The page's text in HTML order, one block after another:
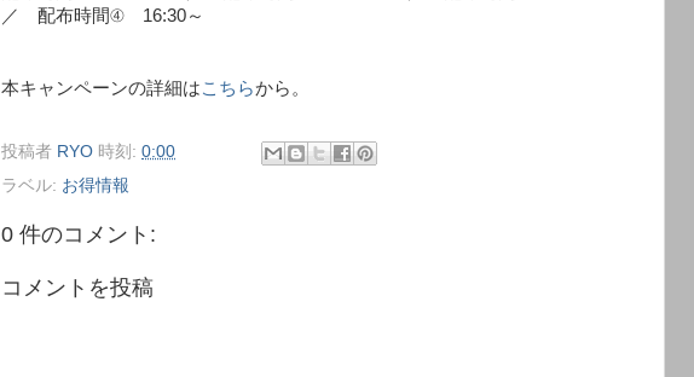
／ 配布時間④ 16:30～
本キャンペーンの詳細はこちらから。
投稿者 RYO 時刻: 0:00
ラベル: お得情報
0 件のコメント:
コメントを投稿